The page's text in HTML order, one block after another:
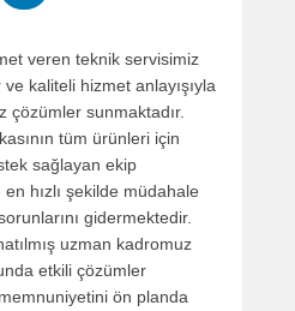
veren teknik servisimiz
kaliteli hizmet anlayışıyla
çözümler sunmaktadır.
tüm ürünleri için
sağlayan ekip
hızlı şekilde müdahale
gidermektedir.
uzman kadromuz
etkili çözümler
ön planda